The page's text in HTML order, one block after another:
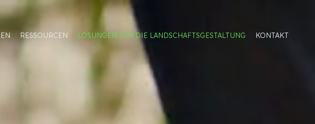
RESSOURCEN LÖSUNGEN FÜR DIE LANDSCHAFTSGESTALTUNG KONTAKT